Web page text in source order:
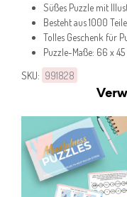
Süßes Puzzle mit
Besteht aus 1000
Tolles Geschenk für
Puzzle-Maße: 66 x 45
SKU: 991828